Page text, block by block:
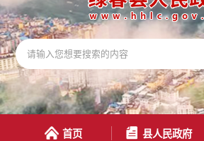
首页 县人民政府